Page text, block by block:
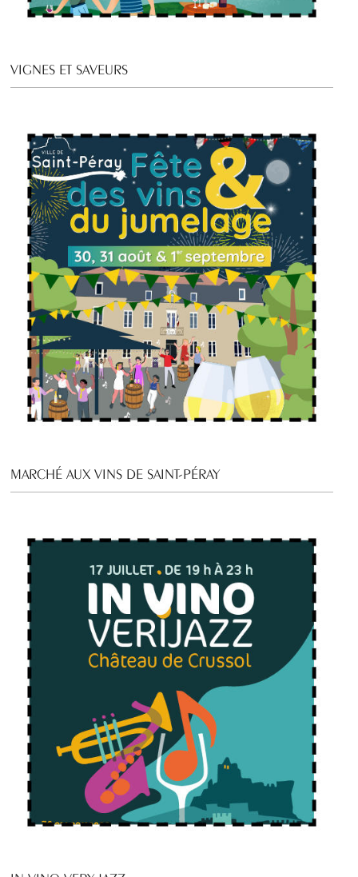
VIGNES ET SAVEURS
MARCHÉ AUX VINS DE SAINT-PÉRAY